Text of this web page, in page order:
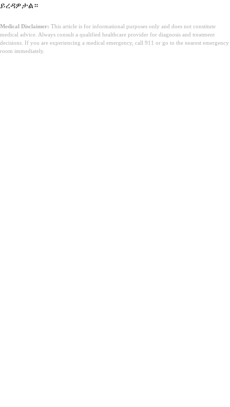
ይረዳዎታል።
Medical Disclaimer: This article is for informational purposes only and does not constitute
medical advice. Always consult a qualified healthcare provider for diagnosis and treatment
decisions. If you are experiencing a medical emergency, call 911 or go to the nearest emergency
room immediately.